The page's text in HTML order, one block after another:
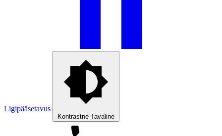
Ligipääsetavus
Kontrastne Tavaline